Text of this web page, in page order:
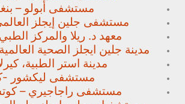
مستشفى أبولو –
مستشفى جلين إيجلز
معهد د. ريلا والمركز
مدينة جلين ايجلز الصحية
مدينة استر الطبية،
مستشفى ليكشور -
مستشفى راجاجيري –